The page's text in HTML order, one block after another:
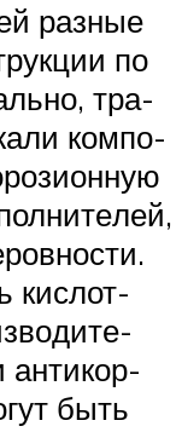
раз­ные
по
тра­
ком­по­
кис­лот­
анти­кор­
быть